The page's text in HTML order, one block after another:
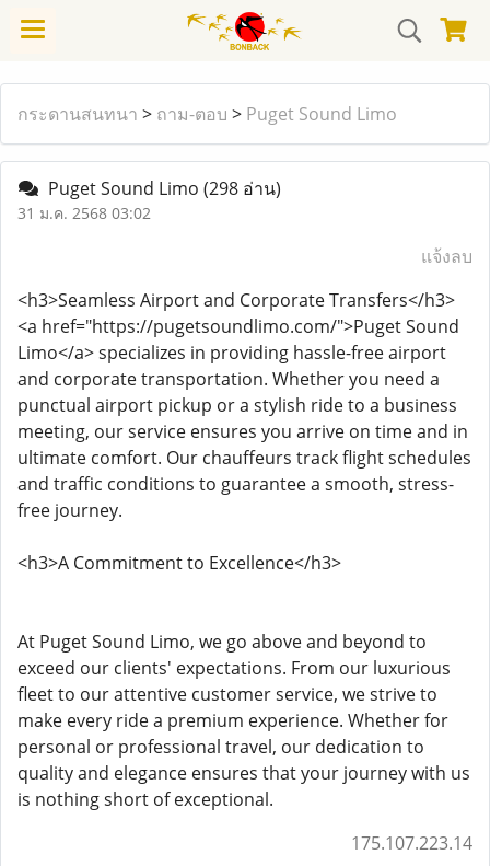
กระดานสนทนา > ถาม-ตอบ > Puget Sound Limo
Puget Sound Limo (298 อ่าน)
31 ม.ค. 2568 03:02
แจ้งลบ
<h3>Seamless Airport and Corporate Transfers</h3>
<a href="https://pugetsoundlimo.com/">Puget Sound
Limo</a> specializes in providing hassle-free airport
and corporate transportation. Whether you need a
punctual airport pickup or a stylish ride to a business
meeting, our service ensures you arrive on time and in
ultimate comfort. Our chauffeurs track flight schedules
and traffic conditions to guarantee a smooth, stress-
free journey.
<h3>A Commitment to Excellence</h3>
At Puget Sound Limo, we go above and beyond to
exceed our clients' expectations. From our luxurious
fleet to our attentive customer service, we strive to
make every ride a premium experience. Whether for
personal or professional travel, our dedication to
quality and elegance ensures that your journey with us
is nothing short of exceptional.
175.107.223.14